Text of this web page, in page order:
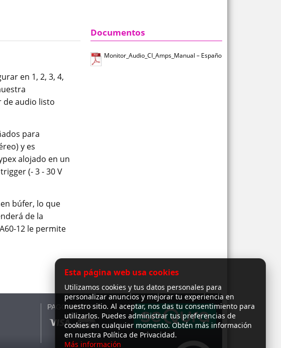
en 1, 2, 3, 4,
de audio listo
para
y es
alojado en un
(- 3 - 30 V
búfer, lo que
de la
12 le permite
Documentos
Monitor_Audio_CI_Amps_Manual – Español.pdf
PAGO SEGURO
Esta página web usa cookies
Utilizamos cookies y tus datos personales para
personalizar anuncios y mejorar tu experiencia en
nuestro sitio. Al aceptar, nos das tu consentimiento para
utilizarlos. Puedes administrar tus preferencias de
cookies en cualquier momento. Obtén más información
en nuestra Política de Privacidad.
Más información